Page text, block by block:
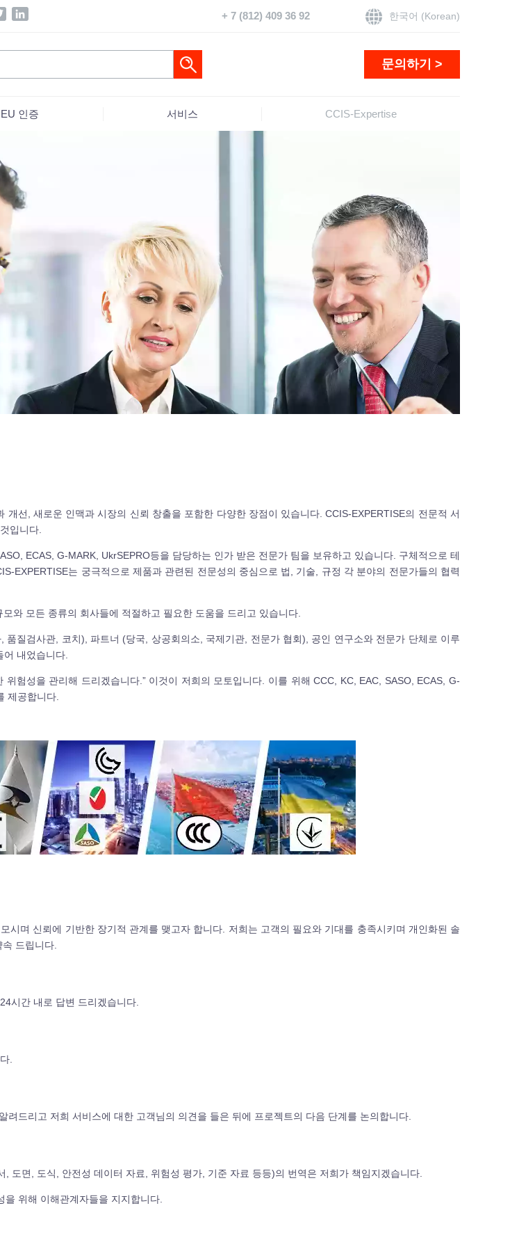
한국어 (Korean)
+ 7 (812) 409 36 92
문의하기 >
EU 인증 서비스 CCIS-Expertise
선, 새로운 인맥과 시장의 신뢰 창출을 포함한 다양한 장점이 있습니다. CCIS-EXPERTISE의 전문적 서
입니다.
ECAS, G-MARK, UkrSEPRO등을 담당하는 인가 받은 전문가 팀을 보유하고 있습니다. 구체적으로 테
EXPERTISE는 궁극적으로 제품과 관련된 전문성의 중심으로 법, 기술, 규정 각 분야의 전문가들의 협력
와 모든 종류의 회사들에 적절하고 필요한 도움을 드리고 있습니다.
질검사관, 코치), 파트너 (당국, 상공회의소, 국제기관, 전문가 협회), 공인 연구소와 전문가 단체로 이루
내었습니다.
험성을 관리해 드리겠습니다.” 이것이 저희의 모토입니다. 이를 위해 CCC, KC, EAC, SASO, ECAS, G-
제공합니다.
며 신뢰에 기반한 장기적 관계를 맺고자 합니다. 저희는 고객의 필요와 기대를 충족시키며 개인화된 솔
드립니다.
시간 내로 답변 드리겠습니다.
.
드리고 저희 서비스에 대한 고객님의 의견을 들은 뒤에 프로젝트의 다음 단계를 논의합니다.
면, 도식, 안전성 데이터 자료, 위험성 평가, 기준 자료 등등)의 번역은 저희가 책임지겠습니다.
위해 이해관계자들을 지지합니다.